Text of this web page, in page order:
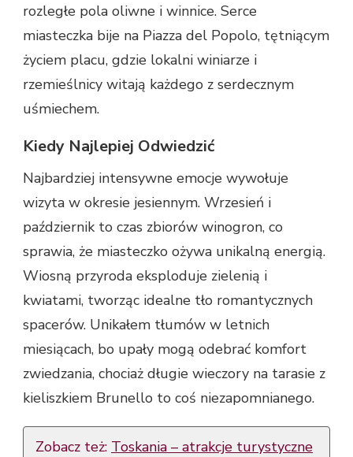
rozległe pola oliwne i winnice. Serce
miasteczka bije na Piazza del Popolo, tętniącym
życiem placu, gdzie lokalni winiarze i
rzemieślnicy witają każdego z serdecznym
uśmiechem.
Kiedy Najlepiej Odwiedzić
Najbardziej intensywne emocje wywołuje
wizyta w okresie jesiennym. Wrzesień i
październik to czas zbiorów winogron, co
sprawia, że miasteczko ożywa unikalną energią.
Wiosną przyroda eksploduje zielenią i
kwiatami, tworząc idealne tło romantycznych
spacerów. Unikałem tłumów w letnich
miesiącach, bo upały mogą odebrać komfort
zwiedzania, chociaż długie wieczory na tarasie z
kieliszkiem Brunello to coś niezapomnianego.
Zobacz też: Toskania – atrakcje turystyczne